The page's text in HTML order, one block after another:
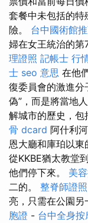
套餐中未包括的
險。 台中國術館
婦在女王統治的第
理證照 記帳士 行
士 seo 意思 在他
復委員會的激進分
偽”，而是將當地
解城市的歷史，包
骨 dcard 阿什利
恩大廳和庫珀以東
從KKBE猶太教堂
他們停下來。 美
二的。 整脊師證照
亮，只需在公園
胞證 - 台中全身按